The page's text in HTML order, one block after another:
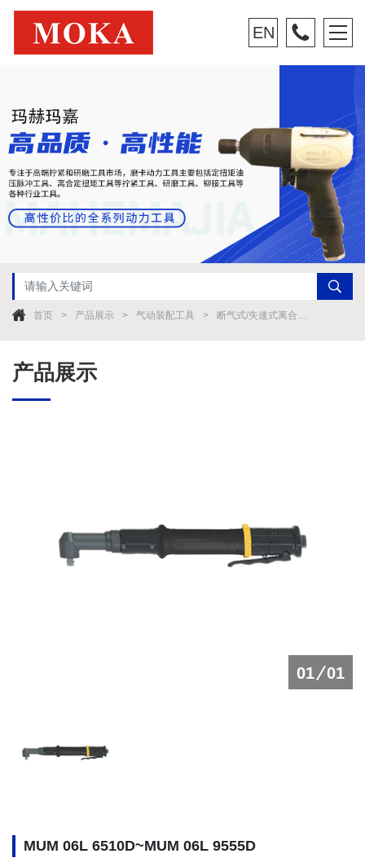
EN
首页 产品展示 气动装配工具 断气式/失速式离合器扳手
产品展示
01 01
MUM 06L 6510D~MUM 06L 9555D